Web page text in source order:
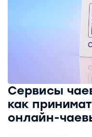
Сервисы
как
онлайн-